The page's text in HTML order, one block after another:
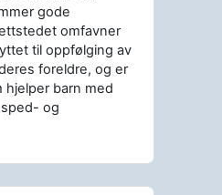
gode
omfavner
til oppfølging av
foreldre, og er
hjelper barn med
og